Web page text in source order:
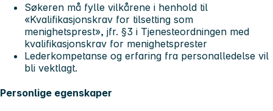
Søkeren må fylle vilkårene i henhold til
«Kvalifikasjonskrav for tilsetting som
menighetsprest», jfr. §3 i Tjenesteordningen med
kvalifikasjonskrav for menighetsprester
Lederkompetanse og erfaring fra personalledelse vil
bli vektlagt.
Personlige egenskaper